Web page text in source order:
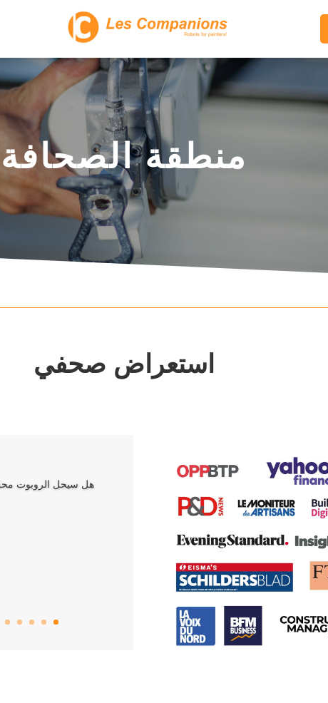
منطقة الصحافة
استعراض صحفي